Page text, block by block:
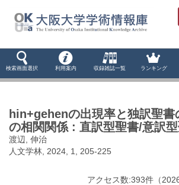
検索画面選択 利用案内 収録雑誌一覧 ランキング
hin+gehenの出現率と独訳聖書
の相関関係 : 直訳型聖書/意訳
渡辺, 伸治
人文学林, 2024, 1, 205-225
アクセス数:393件 （